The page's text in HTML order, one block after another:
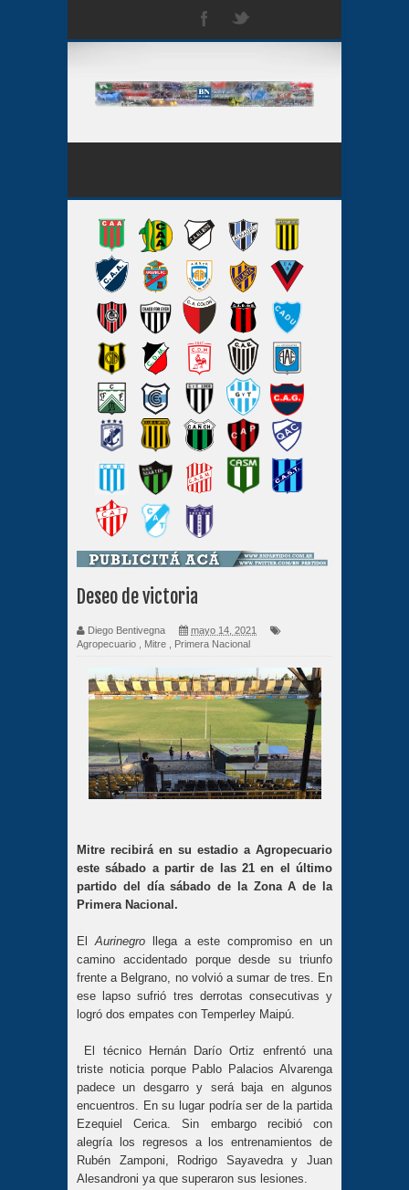
Deseo de victoria
Diego Bentivegna
mayo 14, 2021
Agropecuario
Mitre Primera Nacional
Mitre recibirá en su estadio a Agropecuario
este sábado a partir de las 21 en el último
partido del día sábado de la Zona A de la
Primera Nacional.
El Aurinegrollega a este compromiso en un
camino accidentado porque desde su triunfo
frente a Belgrano, no volvió a sumar de tres. En
ese lapso sufrió tres derrotas consecutivas y
logró dos empates con Temperley Maipú.
El técnico Hernán Darío Ortiz enfrentó una
triste noticia porque Pablo Palacios Alvarenga
padece un desgarro y será baja en algunos
encuentros. En su lugar podría ser de la partida
Ezequiel Cerica. Sin embargo recibió con
alegría los regresos a los entrenamientos de
Rubén Zamponi, Rodrigo Sayavedra y Juan
Alesandroni ya que superaron sus lesiones.